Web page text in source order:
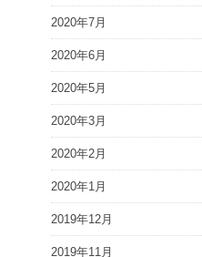
2020年7月
2020年6月
2020年5月
2020年3月
2020年2月
2020年1月
2019年12月
2019年11月